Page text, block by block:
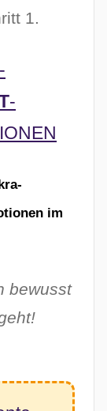
1.
-
im
bewusst